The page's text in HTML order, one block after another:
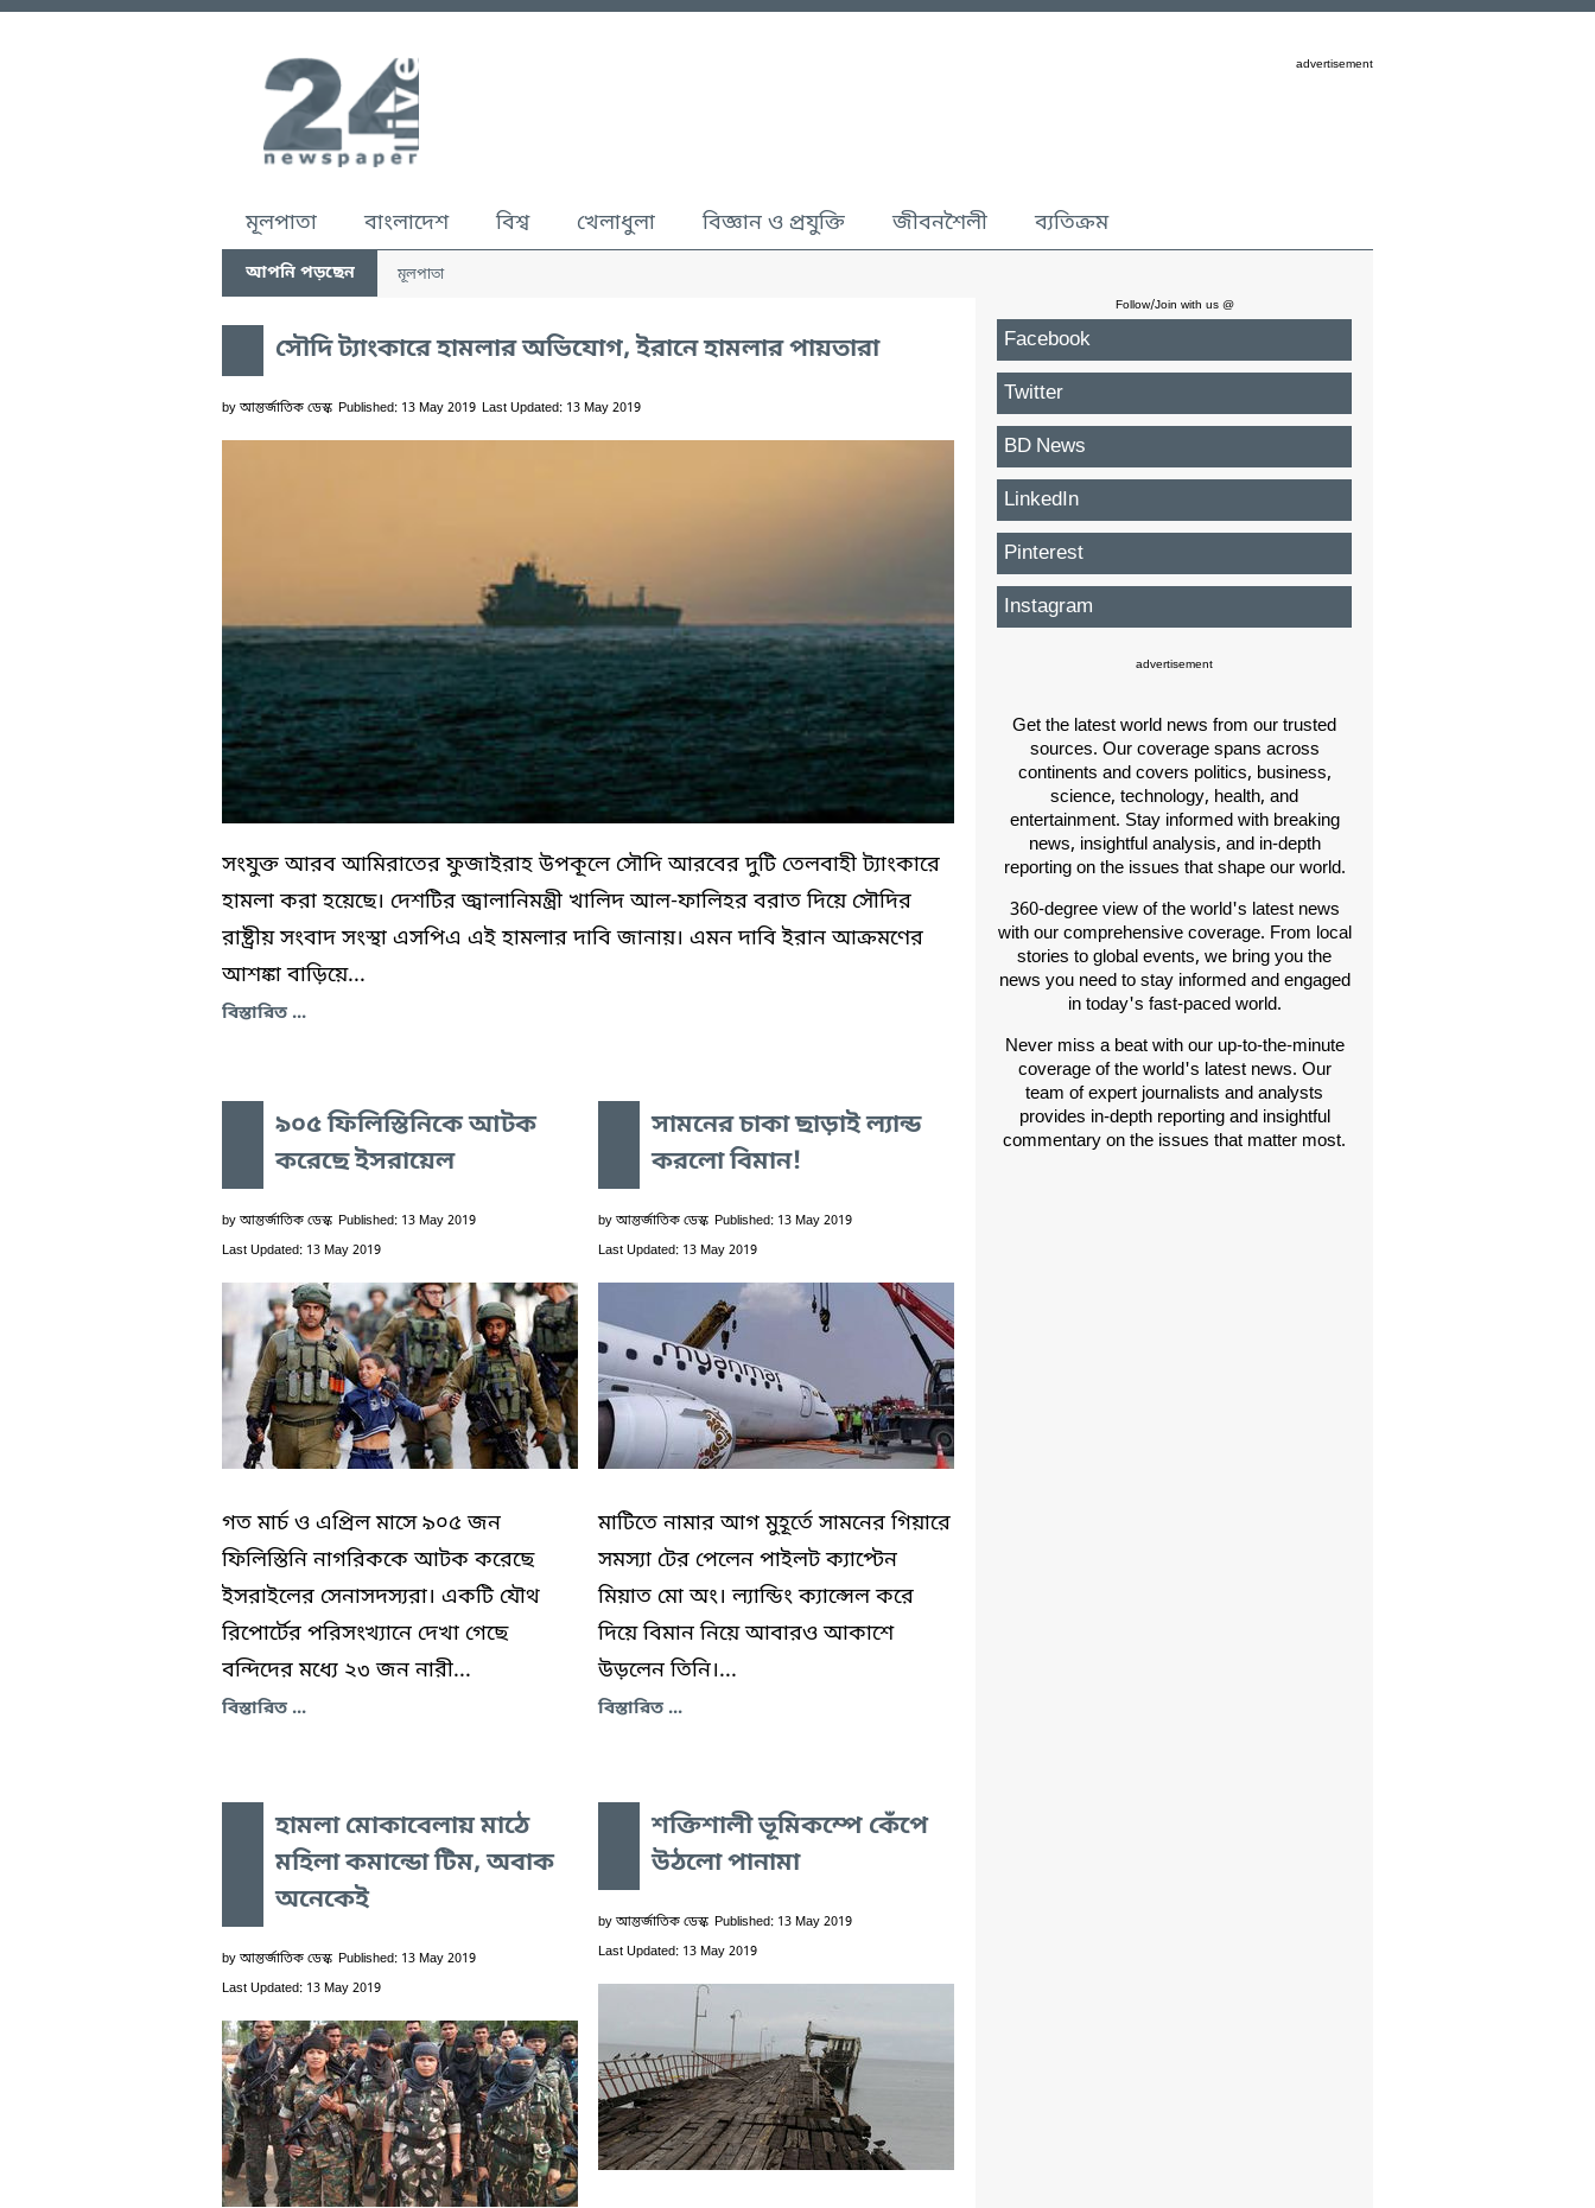
advertisement
মূলপাতা বাংলাদেশ বিশ্ব খেলাধুলা বিজ্ঞান ও প্রযুক্তি জীবনশৈলী ব্যতিক্রম
আপনি পড়ছেন মূলপাতা
সৌদি ট্যাংকারে হামলার অভিযোগ, ইরানে হামলার পায়তারা
by আন্তর্জাতিক ডেস্ক Published: 13 May 2019 Last Updated: 13 May 2019
সংযুক্ত আরব আমিরাতের ফুজাইরাহ উপকূলে সৌদি আরবের দুটি তেলবাহী ট্যাংকারে
হামলা করা হয়েছে। দেশটির জ্বালানিমন্ত্রী খালিদ আল-ফালিহর বরাত দিয়ে সৌদির
রাষ্ট্রীয় সংবাদ সংস্থা এসপিএ এই হামলার দাবি জানায়। এমন দাবি ইরান আক্রমণের
আশঙ্কা বাড়িয়ে...
বিস্তারিত ...
৯০৫ ফিলিস্তিনিকে আটক
করেছে ইসরায়েল
by আন্তর্জাতিক ডেস্ক Published: 13 May 2019
Last Updated: 13 May 2019
গত মার্চ ও এপ্রিল মাসে ৯০৫ জন
ফিলিস্তিনি নাগরিককে আটক করেছে
ইসরাইলের সেনাসদস্যরা। একটি যৌথ
রিপোর্টের পরিসংখ্যানে দেখা গেছে
বন্দিদের মধ্যে ২৩ জন নারী...
বিস্তারিত ...
সামনের চাকা ছাড়াই ল্যান্ড
করলো বিমান!
by আন্তর্জাতিক ডেস্ক Published: 13 May 2019
Last Updated: 13 May 2019
মাটিতে নামার আগ মুহূর্তে সামনের গিয়ারে
সমস্যা টের পেলেন পাইলট ক্যাপ্টেন
মিয়াত মো অং। ল্যান্ডিং ক্যান্সেল করে
দিয়ে বিমান নিয়ে আবারও আকাশে
উড়লেন তিনি।...
বিস্তারিত ...
হামলা মোকাবেলায় মাঠে
মহিলা কমান্ডো টিম, অবাক
অনেকেই
by আন্তর্জাতিক ডেস্ক Published: 13 May 2019
Last Updated: 13 May 2019
শক্তিশালী ভূমিকম্পে কেঁপে
উঠলো পানামা
by আন্তর্জাতিক ডেস্ক Published: 13 May 2019
Last Updated: 13 May 2019
Follow/Join with us @
Facebook
Twitter
BD News
LinkedIn
Pinterest
Instagram
advertisement
Get the latest world news from our trusted
sources. Our coverage spans across
continents and covers politics, business,
science, technology, health, and
entertainment. Stay informed with breaking
news, insightful analysis, and in-depth
reporting on the issues that shape our world.
360-degree view of the world's latest news
with our comprehensive coverage. From local
stories to global events, we bring you the
news you need to stay informed and engaged
in today's fast-paced world.
Never miss a beat with our up-to-the-minute
coverage of the world's latest news. Our
team of expert journalists and analysts
provides in-depth reporting and insightful
commentary on the issues that matter most.